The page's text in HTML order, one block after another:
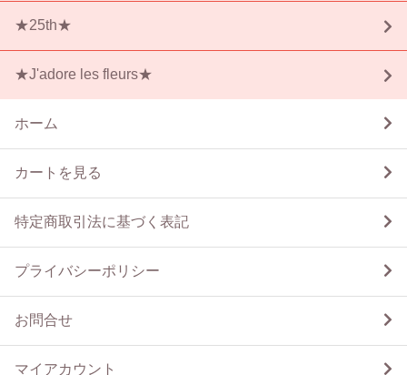
★25th★
★J'adore les fleurs★
ホーム
カートを見る
特定商取引法に基づく表記
プライバシーポリシー
お問合せ
マイアカウント